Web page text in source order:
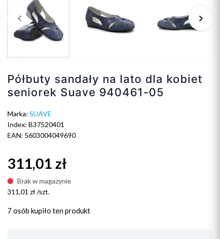
Poprzedni
keyboard_arrow_left keyboard_arrow_right
Półbuty sandały na lato dla kobiet
seniorek Suave 940461-05
Marka: SUAVE
Index: B37520401
EAN: 5603004049690
311,01 zł
Brak w magazynie
311,01 zł /szt.
7 osób kupiło ten produkt